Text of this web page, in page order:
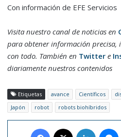
Con información de EFE Servicios
Visita nuestro canal de noticias en
para obtener información precisa,
con todo. También en Twitter e
diariamente nuestros contenidos
Etiquetas avance Científicos
Japón
robot robots biohíbridos
Facebook LinkedIn